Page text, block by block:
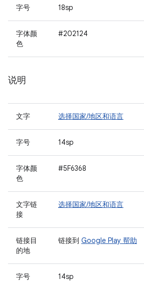
字号 18sp
字体颜
色
#202124
说明
文字 选择国家/地区和语言
字号 14sp
字体颜
色
#5F6368
文字链
接
选择国家/地区和语言
链接目
的地
链接到 Google Play 帮助
字号 14sp